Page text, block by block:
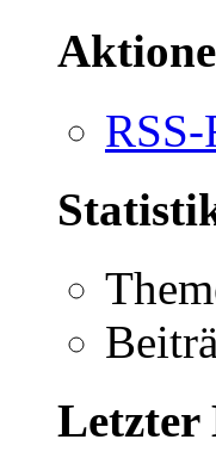
RSS-
Letzter